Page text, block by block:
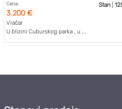
Cena:
3.200 €
Stan
Vračar
U blizini Cuburskog parka , u ...